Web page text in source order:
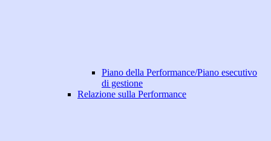
Piano della Performance/Piano esecutivo
di gestione
Relazione sulla Performance